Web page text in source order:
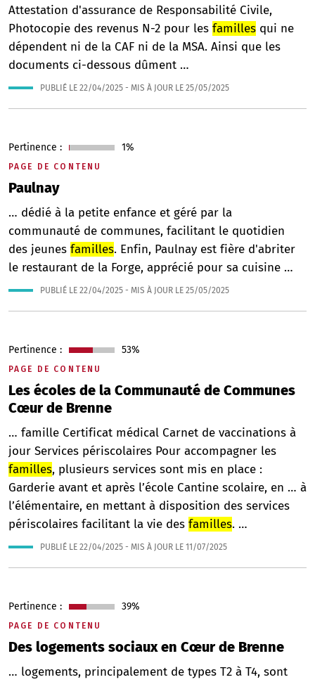
Attestation d'assurance de Responsabilité Civile,
Photocopie des revenus N-2 pour les familles qui ne
dépendent ni de la CAF ni de la MSA. Ainsi que les
documents ci-dessous dûment …
PUBLIÉ LE 22/04/2025 - MIS À JOUR LE 25/05/2025
PAGE DE CONTENU
Paulnay
Pertinence : 1%
… dédié à la petite enfance et géré par la
communauté de communes, facilitant le quotidien
des jeunes familles. Enfin, Paulnay est fière d'abriter
le restaurant de la Forge, apprécié pour sa cuisine …
PUBLIÉ LE 22/04/2025 - MIS À JOUR LE 25/05/2025
PAGE DE CONTENU
Les écoles de la Communauté de Communes
Cœur de Brenne
Pertinence : 53%
… famille Certificat médical Carnet de vaccinations à
jour Services périscolaires Pour accompagner les
familles, plusieurs services sont mis en place :
Garderie avant et après l’école Cantine scolaire, en … à
l’élémentaire, en mettant à disposition des services
périscolaires facilitant la vie des familles. …
PUBLIÉ LE 22/04/2025 - MIS À JOUR LE 11/07/2025
PAGE DE CONTENU
Des logements sociaux en Cœur de Brenne
Pertinence : 39%
… logements, principalement de types T2 à T4, sont